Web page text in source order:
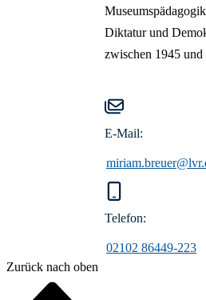
Diktatur und
zwischen 1945 und
E-Mail:
Telefon:
02102 86449-223
Zurück nach oben